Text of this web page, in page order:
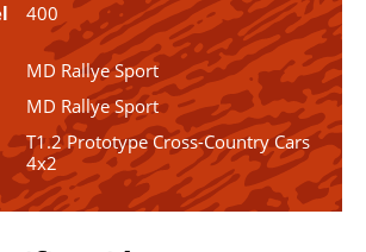
400
MD Rallye Sport
MD Rallye Sport
T1.2 Prototype Cross-Country Cars
4x2